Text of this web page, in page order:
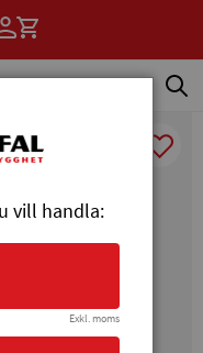
vill handla:
Exkl. moms